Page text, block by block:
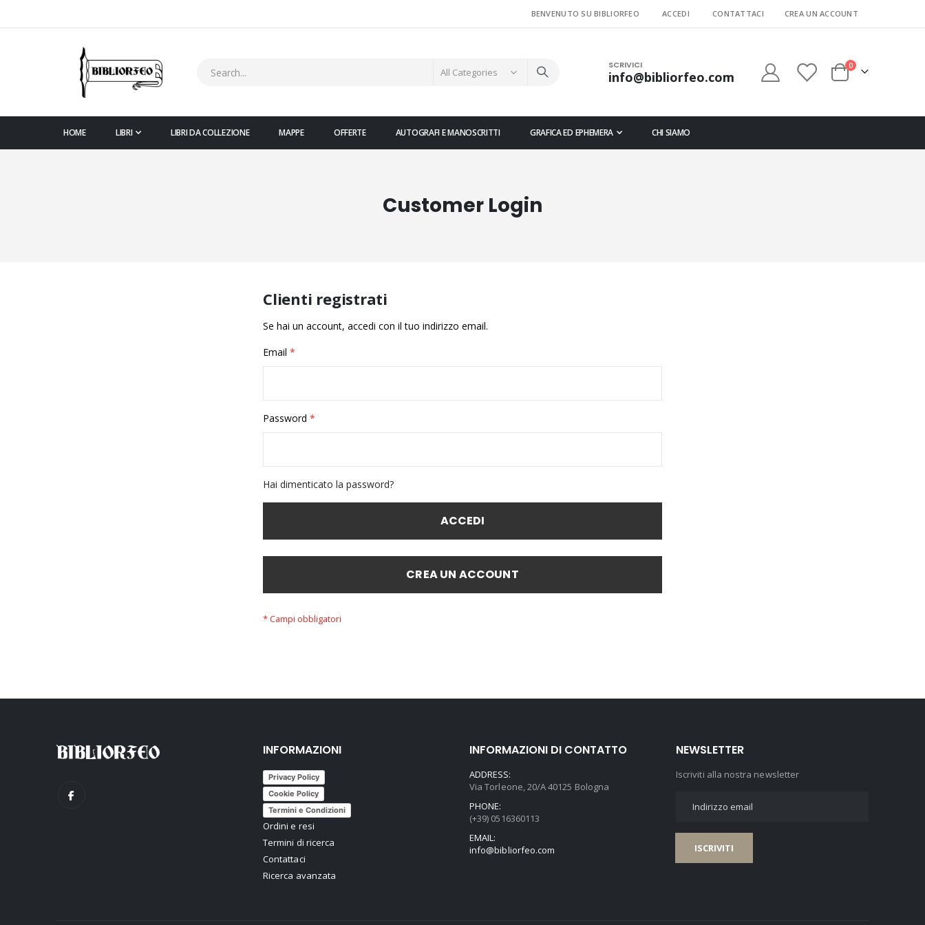
BENVENUTO SU BIBLIORFEO ACCEDI CONTATTACI CREA UN ACCOUNT
SCRIVICI
info@bibliorfeo.com Cart
0elementi
HOME LIBRI LIBRI DA COLLEZIONE MAPPE OFFERTE AUTOGRAFI E MANOSCRITTI GRAFICA ED EPHEMERA CHI SIAMO
Customer Login
Clienti registrati
Se hai un account, accedi con il tuo indirizzo email.
Email
Password
Hai dimenticato la password?
ACCEDI
CREA UN ACCOUNT
INFORMAZIONI
Privacy Policy
Cookie Policy
Termini e Condizioni
Ordini e resi
Termini di ricerca
Contattaci
Ricerca avanzata
INFORMAZIONI DI CONTATTO
ADDRESS:
Via Torleone, 20/A 40125 Bologna
PHONE:
(+39) 0516360113
EMAIL:
info@bibliorfeo.com
NEWSLETTER
Iscriviti alla nostra newsletter
ISCRIVITI